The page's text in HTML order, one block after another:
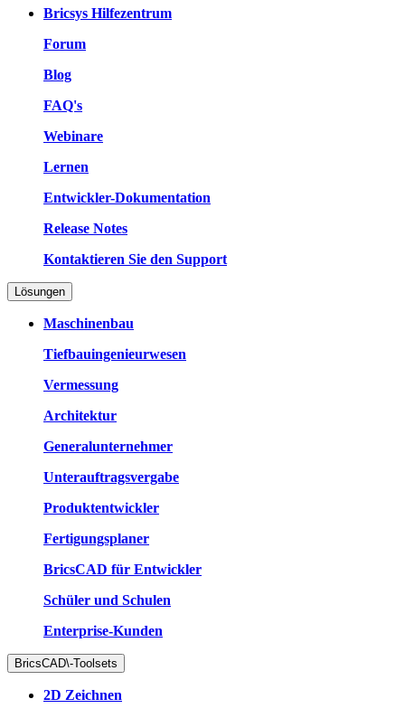
Bricsys Hilfezentrum
Forum
Blog
FAQ's
Webinare
Lernen
Entwickler-Dokumentation
Release Notes
Kontaktieren Sie den Support
Lösungen
Maschinenbau
Tiefbauingenieurwesen
Vermessung
Architektur
Generalunternehmer
Unterauftragsvergabe
Produktentwickler
Fertigungsplaner
BricsCAD für Entwickler
Schüler und Schulen
Enterprise-Kunden
BricsCAD\-Toolsets
2D Zeichnen